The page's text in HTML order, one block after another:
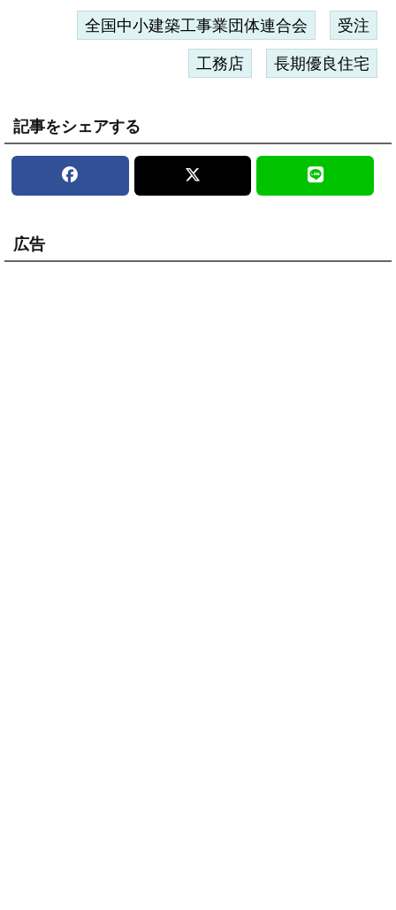
全国中小建築工事業団体連合会 受注
工務店 長期優良住宅
記事をシェアする
広告